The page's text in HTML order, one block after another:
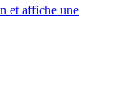
et affiche une